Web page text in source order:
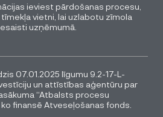
ieviest pārdošanas procesu,
vietni, lai uzlabotu zīmola
uzņēmumā.
07.01.2025 līgumu 9.2-17-L-
un attīstības aģentūru par
“Atbalsts procesu
finansē Atveseļošanas fonds.